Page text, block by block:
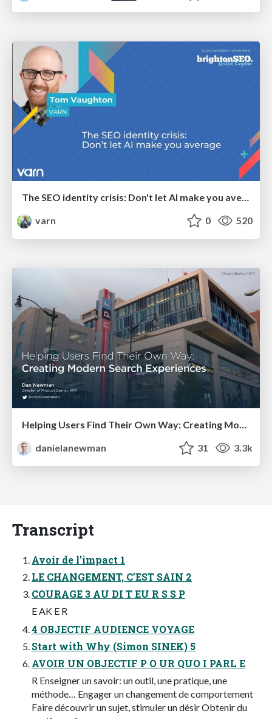
The SEO identity crisis: Don't let AI make you average
varn
0 520
danielanewman
31 3.3k
Transcript
Avoir de l’impact 1
LE CHANGEMENT, C’EST SAIN 2
COURAGE 3 AU DI T EU R S S P
E AK E R
4 OBJECTIF AUDIENCE VOYAGE
Start with Why (Simon SINEK) 5
AVOIR UN OBJECTIF P O UR QUO I PARL E
R Enseigner un savoir: un outil, une pratique, une
méthode… Engager un changement de comportement
Faire découvrir un sujet, stimuler un désir Obtenir du